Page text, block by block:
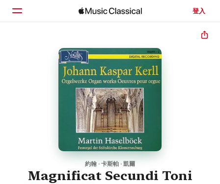
登入
約翰 · 卡斯帕 · 凱爾
Magnificat Secundi Toni